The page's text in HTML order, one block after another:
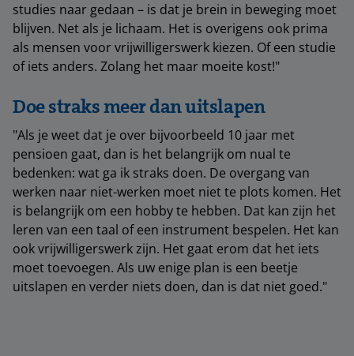
studies naar gedaan – is dat je brein in beweging moet
blijven. Net als je lichaam. Het is overigens ook prima
als mensen voor vrijwilligerswerk kiezen. Of een studie
of iets anders. Zolang het maar moeite kost!"
Doe straks meer dan uitslapen
"Als je weet dat je over bijvoorbeeld 10 jaar met
pensioen gaat, dan is het belangrijk om nual te
bedenken: wat ga ik straks doen. De overgang van
werken naar niet-werken moet niet te plots komen. Het
is belangrijk om een hobby te hebben. Dat kan zijn het
leren van een taal of een instrument bespelen. Het kan
ook vrijwilligerswerk zijn. Het gaat erom dat het iets
moet toevoegen. Als uw enige plan is een beetje
uitslapen en verder niets doen, dan is dat niet goed."